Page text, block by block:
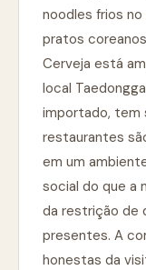
noodles frios
pratos
Cerveja está
local
importado, tem
restaurantes
em um
social do que a
da restrição de
presentes. A
honestas da